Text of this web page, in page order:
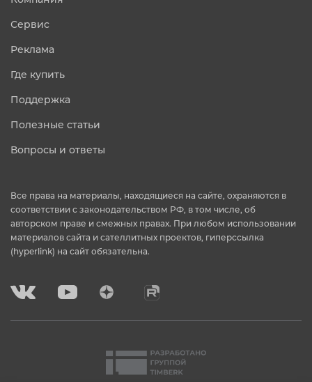
Сервис
Реклама
Где купить
Поддержка
Полезные статьи
Вопросы и ответы
Все права на материалы, находящиеся на сайте, охраняются в
соответствии с законодательством РФ, в том числе, об
авторском праве и смежных правах. При любом использовании
материалов сайта и сателлитных проектов, гиперссылка
(hyperlink) на сайт обязательна.